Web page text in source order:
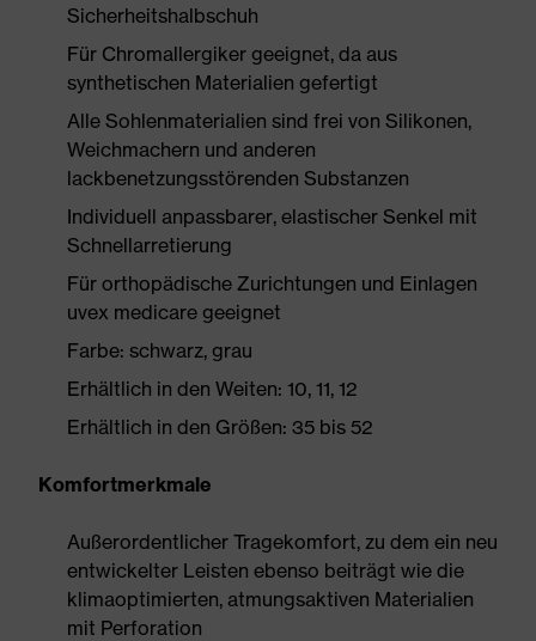
Sicherheitshalbschuh
Für Chromallergiker geeignet, da aus
synthetischen Materialien gefertigt
Alle Sohlenmaterialien sind frei von Silikonen,
Weichmachern und anderen
lackbenetzungsstörenden Substanzen
Individuell anpassbarer, elastischer Senkel mit
Schnellarretierung
Für orthopädische Zurichtungen und Einlagen
uvex medicare geeignet
Farbe: schwarz, grau
Erhältlich in den Weiten: 10, 11, 12
Erhältlich in den Größen: 35 bis 52
Komfortmerkmale
Außerordentlicher Tragekomfort, zu dem ein neu
entwickelter Leisten ebenso beiträgt wie die
klimaoptimierten, atmungsaktiven Materialien
mit Perforation